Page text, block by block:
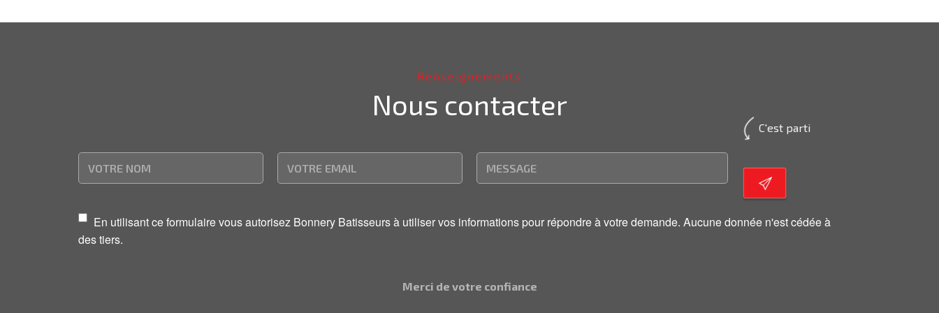
Renseignements
Nous contacter
C'est parti
En utilisant ce formulaire vous autorisez Bonnery Batisseurs à utiliser vos informations pour répondre à votre demande. Aucune donnée n'est cédée à
des tiers.
Merci de votre confiance